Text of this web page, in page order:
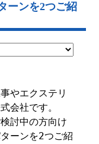
ーンを2つご紹
やエクステリ
会社です。
討中の方向け
ーンを2つご紹